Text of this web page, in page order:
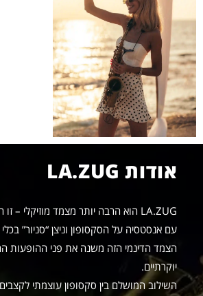
אודות LA.ZUG
LA.ZUG הוא הרבה יותר מצמד מוזיקלי – זו חוויה שלמה.
עם אנסטסיה על הסקסופון וניצן “סניור”
הצמד הדינמי הזה משנה את פני ההופעות
יוקרתיים.
השילוב המושלם בין סקסופון עוצמתי לקצבים